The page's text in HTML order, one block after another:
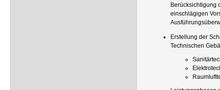
Berücksichtigung
einschlägigen
Erstellung der
Technischen